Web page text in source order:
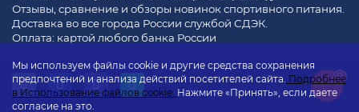
Мы используем файлы cookie и другие средства сохранения
предпочтений и анализа действий посетителей сайта. Подробнее
в Использование файлов cookie. Нажмите «Принять», если даете
согласие на это.
Отзывы, сравнение и обзоры новинок спортивного питания.
Доставка во все города России службой СДЭК.
Оплата: картой любого банка России
0